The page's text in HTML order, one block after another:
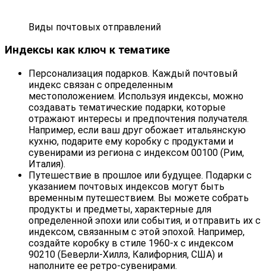
Виды почтовых отправлений
Индексы как ключ к тематике
Персонализация подарков. Каждый почтовый
индекс связан с определенным
местоположением. Используя индексы, можно
создавать тематические подарки, которые
отражают интересы и предпочтения получателя.
Например, если ваш друг обожает итальянскую
кухню, подарите ему коробку с продуктами и
сувенирами из региона с индексом 00100 (Рим,
Италия).
Путешествие в прошлое или будущее. Подарки с
указанием почтовых индексов могут быть
временным путешествием. Вы можете собрать
продукты и предметы, характерные для
определенной эпохи или события, и отправить их с
индексом, связанным с этой эпохой. Например,
создайте коробку в стиле 1960-х с индексом
90210 (Беверли-Хиллз, Калифорния, США) и
наполните ее ретро-сувенирами.